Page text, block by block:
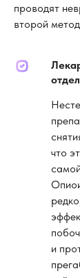
проводят
второй
что
и